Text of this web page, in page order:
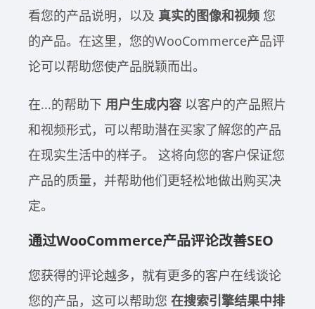
看您的产品说明，以及 真实的图像和视频 您
的产品。在这里，您的WooCommerce产品评
论可以帮助您使产品脱颖而出。
在...的帮助下 用户生成内容 以客户的产品照片
和视频形式，可以帮助潜在买家了解您的产品
在现实生活中的样子。 这将向您的客户保证您
产品的质量，并帮助他们更轻松地做出购买决
定。
通过WooCommerce产品评论改善SEO
您获得的评论越多，就有更多的客户在线谈论
您的产品，这可以帮助您 在搜索引擎结果中排